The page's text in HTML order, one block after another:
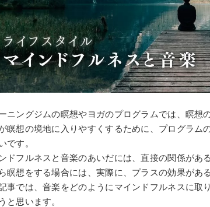
ニングジムの瞑想やヨガのプログラムでは、瞑想
瞑想の境地に入りやすくするために、プログラム
です。
ドフルネスと音楽のあいだには、直接の関係があ
瞑想をする場合には、実際に、プラスの効果があ
事では、音楽をどのようにマインドフルネスに取
と思います。